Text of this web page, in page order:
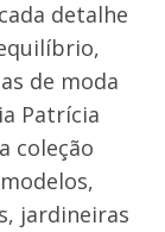
detalhe
de moda
Patrícia
coleção
jardineiras